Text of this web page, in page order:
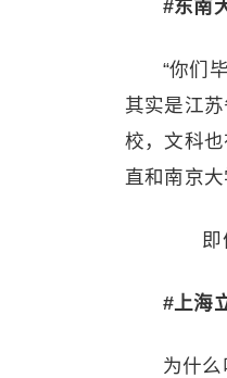
#东南
“你们
其实是江
校，文科
直和南京
即便
#上海
为什